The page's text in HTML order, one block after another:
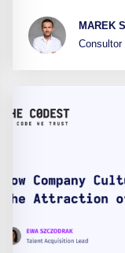
MAREK
Consultor